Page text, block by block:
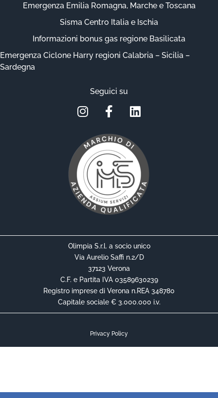
Emergenza Emilia Romagna, Marche e Toscana
Sisma Centro Italia e Ischia
Informazioni bonus gas regione Basilicata
Emergenza Ciclone Harry regioni Calabria – Sicilia –
Sardegna
Seguici su
Olimpia S.r.l. a socio unico
Via Aurelio Saffi n.2/D
37123 Verona
C.F. e Partita IVA 03589630239
Registro imprese di Verona n.REA 348780
Capitale sociale € 3.000.000 i.v.
Privacy Policy